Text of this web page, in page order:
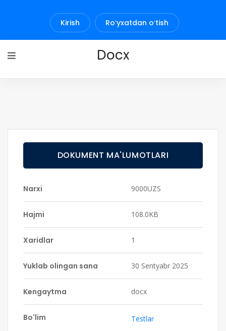
Kirish Roʻyxatdan oʻtish
Docx
DOKUMENT MA'LUMOTLARI
Narxi 9000UZS
Hajmi 108.0KB
Xaridlar 1
Yuklab olingan sana 30 Sentyabr 2025
Kengaytma docx
Bo'lim Testlar